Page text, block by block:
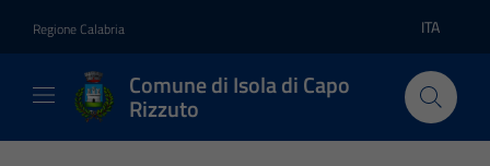
Regione Calabria Lingua
ITA
Comune di Isola di Capo
Rizzuto